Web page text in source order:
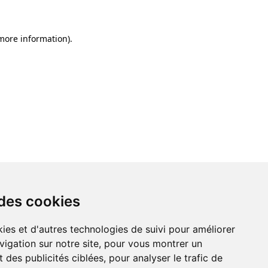
cookies
et d'autres technologies de suivi pour améliorer
sur notre site, pour vous montrer un
des publicités ciblées, pour analyser le trafic de
information).